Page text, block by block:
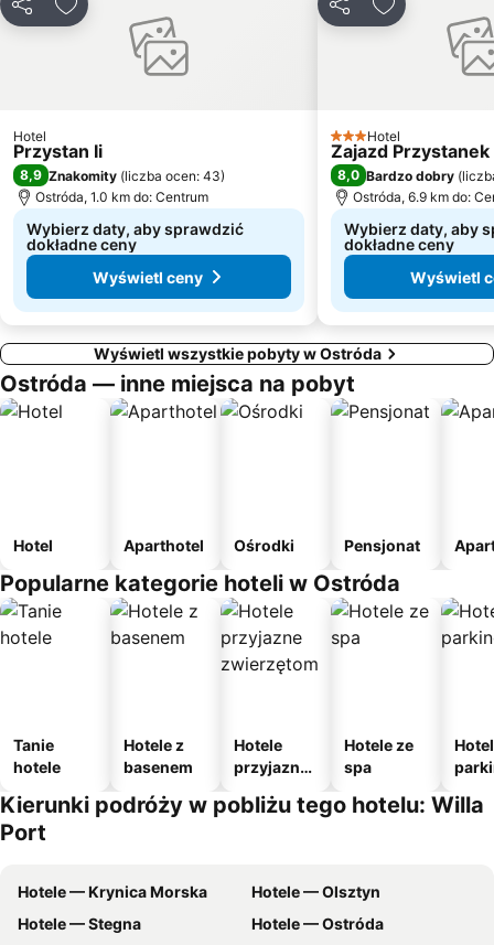
UdostępnijDodaj do ulubionych
Hotel
Przystan Ii
8,9 Znakomity (liczba ocen: 43)
Ostróda, 1.0 km do: Centrum
Wybierz daty, aby sprawdzić
dokładne ceny
Wyświetl ceny
UdostępnijDodaj do
3 Kategoria
Hotel
Zajazd Przystanek
8,0 Bardzo dobry (
Ostróda, 6.9 km do:
Wybierz daty, aby
dokładne ceny
Wyświetl
Wyświetl wszystkie pobyty w Ostróda
Ostróda — inne miejsca na pobyt
Hotel Aparthotel Ośrodki Pensjonat
Popularne kategorie hoteli w Ostróda
Tanie
hotele
Hotele z
basenem
Hotele
przyjazne
m
Hotele ze
spa
Kierunki podróży w pobliżu tego hotelu: Willa
Port
Hotele — Krynica Morska
Hotele — Olsztyn
Hotele — Stegna
Hotele — Ostróda